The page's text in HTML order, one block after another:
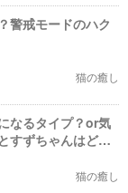
警戒モードのハク
猫の癒し
なるタイプ？or気
すずちゃんはどっ
猫の癒し